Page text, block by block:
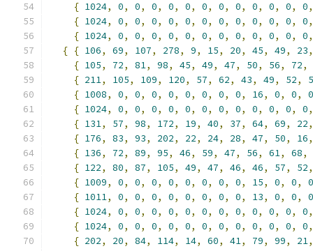
{ 1024, 0, 0, 0, 0, 0, 0, 0, 0, 0, 0, 0, 0,
{ 1024, 0, 0, 0, 0, 0, 0, 0, 0, 0, 0, 0, 0,
{ 1024, 0, 0, 0, 0, 0, 0, 0, 0, 0, 0, 0, 0,
{ { 106, 69, 107, 278, 9, 15, 20, 45, 49, 23,
{ 105, 72, 81, 98, 45, 49, 47, 50, 56, 72,
{ 211, 105, 109, 120, 57, 62, 43, 49, 52,
{ 1008, 0, 0, 0, 0, 0, 0, 0, 0, 16, 0, 0,
0
{ 1024, 0, 0, 0, 0, 0, 0, 0, 0, 0, 0, 0, 0,
{ 131, 57, 98, 172, 19, 40, 37, 64, 69, 22,
{ 176, 83, 93, 202, 22, 24, 28, 47, 50, 16,
{ 136, 72, 89, 95, 46, 59, 47, 56, 61, 68,
{ 122, 80, 87, 105, 49, 47, 46, 46, 57, 52,
{ 1009, 0, 0, 0, 0, 0, 0, 0, 0, 15, 0, 0,
0
{ 1011, 0, 0, 0, 0, 0, 0, 0, 0, 13, 0, 0,
0
{ 1024, 0, 0, 0, 0, 0, 0, 0, 0, 0, 0, 0, 0,
{ 1024, 0, 0, 0, 0, 0, 0, 0, 0, 0, 0, 0, 0,
{ 202, 20, 84, 114, 14, 60, 41, 79, 99, 21,